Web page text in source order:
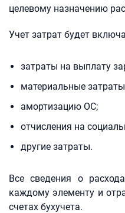
целевому назначению
Учет затрат будет
затраты на выплату
материальные
амортизацию ОС;
отчисления на
другие затраты.
Все сведения о
каждому элементу и
счетах бухучета.